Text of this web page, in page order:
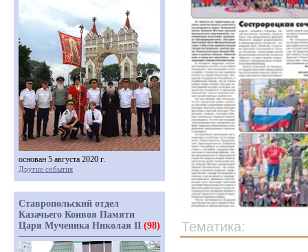
Тематика:
основан 5 августа 2020 г.
Другие события
Ставропольский отдел
Казачьего Конвоя Памяти
Царя Мученика Николая II (98)